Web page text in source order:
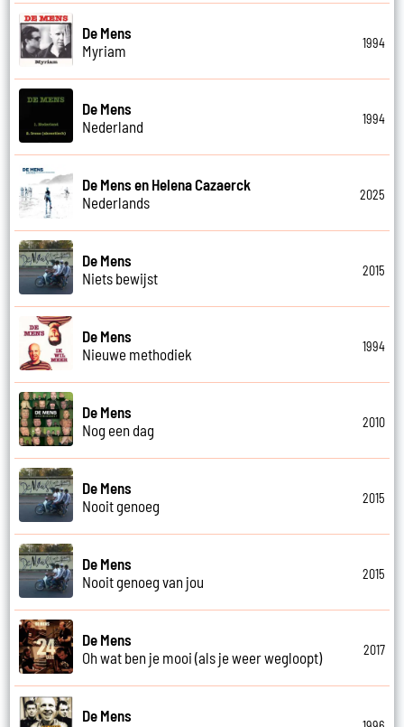
De Mens
Myriam
1994
De Mens
Nederland
1994
De Mens en Helena Cazaerck
Nederlands
2025
De Mens
Niets bewijst
2015
De Mens
Nieuwe methodiek
1994
De Mens
Nog een dag
2010
De Mens
Nooit genoeg
2015
De Mens
Nooit genoeg van jou
2015
De Mens
Oh wat ben je mooi (als je weer wegloopt)
2017
De Mens